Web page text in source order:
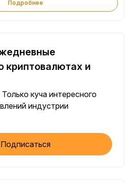
Подробнее
криптовалютах и
куча интересного
индустрии
Подписаться